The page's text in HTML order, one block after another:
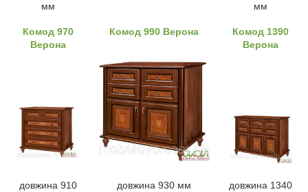
мм
мм
Комод 970
Верона
Комод 990 Верона
Комод 1390
Верона
довжина 910
довжина 930 мм
довжина 1340